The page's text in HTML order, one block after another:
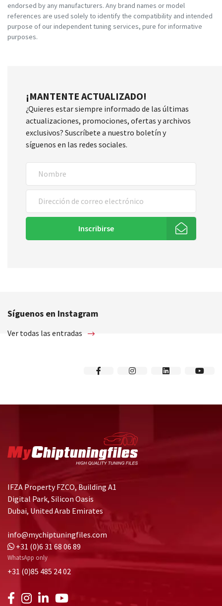
endorsed by any manufacturers. Any brand names or model
references are used solely to identify the compatibility and intended
purpose of our independent tuning services, pure for informative
purposes.
¡MANTENTE ACTUALIZADO!
¿Quieres estar siempre informado de las últimas
actualizaciones, promociones, ofertas y archivos
exclusivos? Suscríbete a nuestro boletín y
síguenos en las redes sociales.
Inscribirse
Síguenos en Instagram
Ver todas las entradas
IFZA Property FZCO, Building A1
Digital Park, Silicon Oasis
Dubai, United Arab Emirates
info@mychiptuningfiles.com
+31 (0)6 31 68 06 89
WhatsApp only
+31 (0)85 485 24 02